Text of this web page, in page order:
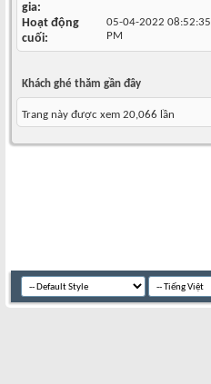
gia
Hoạt động
cuối
05-04-2022 08:52:35
PM
Khách ghé thăm gần đây
Trang này được xem 20,066 lần